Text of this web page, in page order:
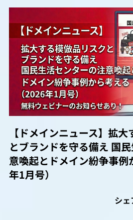
【ドメインニュース】拡
とブランドを守る備え 国
意喚起とドメイン紛争事
年1月号）
シ